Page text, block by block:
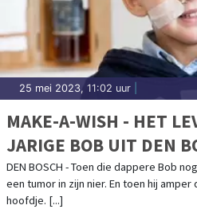
25 mei 2023, 11:02 uur
MAKE-A-WISH - HET
JARIGE BOB UIT DEN
GETEKEND DOOR
DEN BOSCH - Toen die dappere Bob
een tumor in zijn nier. En toen hij
hoofdje. [...]